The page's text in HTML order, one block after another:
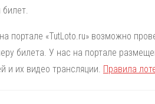
портале «TutLoto.ru» возможно
билета. У нас на портале
и их видео трансляции. Правила